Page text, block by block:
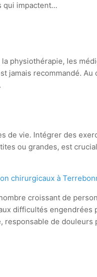
qui impactent…
physiothérapie, les
jamais recommandé.
de vie. Intégrer des
ou grandes, est
chirurgicaux à
croissant de
difficultés engendrées
responsable de douleurs